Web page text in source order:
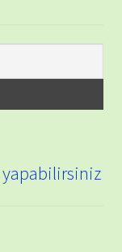
yapabilirsiniz